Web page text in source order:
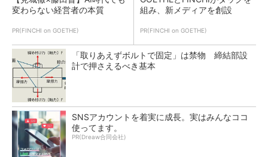
変わらない経営者の本質
PR(FINCHI on GOETHE)
組み、新メディアを創設
PR(FINCHI on GOETHE)
「取りあえずボルトで固定」は禁物 締結部設
計で押さえるべき基本
SNSアカウントを着実に成長。実はみんなココ
使ってます。
PR(Dreaw合同会社)